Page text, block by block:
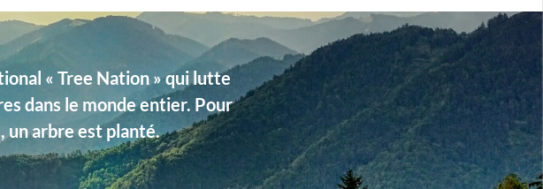
« Tree Nation » qui lutte
dans le monde entier. Pour
un arbre est planté.